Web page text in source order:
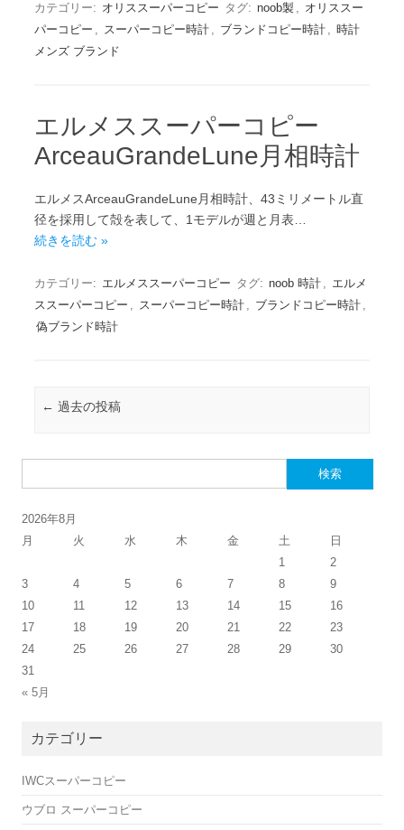
カテゴリー: オリススーパーコピー タグ: noob製 , オリススー
パーコピー , スーパーコピー時計 , ブランドコピー時計 , 時計
メンズ ブランド
エルメススーパーコピー
ArceauGrandeLune月相時計
エルメスArceauGrandeLune月相時計、43ミリメートル直
径を採用して殻を表して、1モデルが週と月表…
続きを読む »
カテゴリー: エルメススーパーコピー タグ: noob 時計 , エルメ
ススーパーコピー , スーパーコピー時計 , ブランドコピー時計 ,
偽ブランド時計
投稿ナビゲーション
← 過去の投稿
2026年8月
月
火 水 木 金 土 日
« 5月
1
2
3
4 5 6 7 8
9
10
11 12 13 14 15
16
17
18 19 20 21 22
23
24
25 26 27 28 29
30
31
カテゴリー
IWCスーパーコピー
ウブロ スーパーコピー